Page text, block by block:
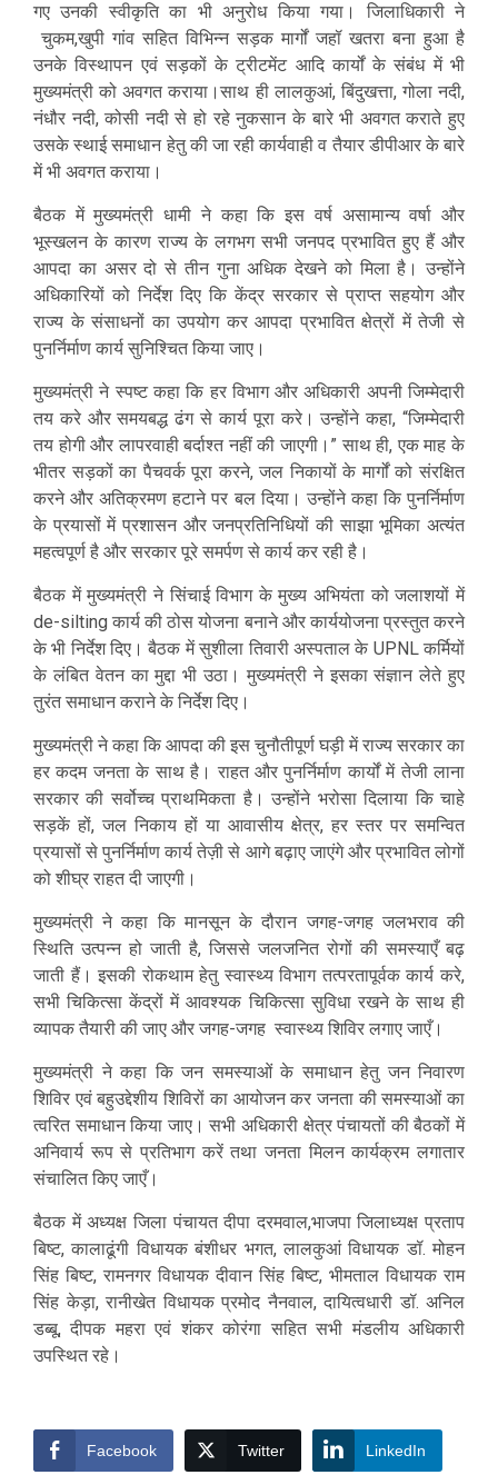
गए उनकी स्वीकृति का भी अनुरोध किया गया। जिलाधिकारी ने
चुकम,खुपी गांव सहित विभिन्न सड़क मार्गों जहॉ खतरा बना हुआ है
उनके विस्थापन एवं सड़कों के ट्रीटमेंट आदि कार्यों के संबंध में भी
मुख्यमंत्री को अवगत कराया।साथ ही लालकुआं, बिंदुखत्ता, गोला नदी,
नंधौर नदी, कोसी नदी से हो रहे नुकसान के बारे भी अवगत कराते हुए
उसके स्थाई समाधान हेतु की जा रही कार्यवाही व तैयार डीपीआर के बारे
में भी अवगत कराया।
बैठक में मुख्यमंत्री धामी ने कहा कि इस वर्ष असामान्य वर्षा और
भूस्खलन के कारण राज्य के लगभग सभी जनपद प्रभावित हुए हैं और
आपदा का असर दो से तीन गुना अधिक देखने को मिला है। उन्होंने
अधिकारियों को निर्देश दिए कि केंद्र सरकार से प्राप्त सहयोग और
राज्य के संसाधनों का उपयोग कर आपदा प्रभावित क्षेत्रों में तेजी से
पुनर्निर्माण कार्य सुनिश्चित किया जाए।
मुख्यमंत्री ने स्पष्ट कहा कि हर विभाग और अधिकारी अपनी जिम्मेदारी
तय करे और समयबद्ध ढंग से कार्य पूरा करे। उन्होंने कहा, “जिम्मेदारी
तय होगी और लापरवाही बर्दाश्त नहीं की जाएगी।” साथ ही, एक माह के
भीतर सड़कों का पैचवर्क पूरा करने, जल निकायों के मार्गों को संरक्षित
करने और अतिक्रमण हटाने पर बल दिया। उन्होंने कहा कि पुनर्निर्माण
के प्रयासों में प्रशासन और जनप्रतिनिधियों की साझा भूमिका अत्यंत
महत्वपूर्ण है और सरकार पूरे समर्पण से कार्य कर रही है।
बैठक में मुख्यमंत्री ने सिंचाई विभाग के मुख्य अभियंता को जलाशयों में
de-silting कार्य की ठोस योजना बनाने और कार्ययोजना प्रस्तुत करने
के भी निर्देश दिए। बैठक में सुशीला तिवारी अस्पताल के UPNL कर्मियों
के लंबित वेतन का मुद्दा भी उठा। मुख्यमंत्री ने इसका संज्ञान लेते हुए
तुरंत समाधान कराने के निर्देश दिए।
मुख्यमंत्री ने कहा कि आपदा की इस चुनौतीपूर्ण घड़ी में राज्य सरकार का
हर कदम जनता के साथ है। राहत और पुनर्निर्माण कार्यों में तेजी लाना
सरकार की सर्वोच्च प्राथमिकता है। उन्होंने भरोसा दिलाया कि चाहे
सड़कें हों, जल निकाय हों या आवासीय क्षेत्र, हर स्तर पर समन्वित
प्रयासों से पुनर्निर्माण कार्य तेज़ी से आगे बढ़ाए जाएंगे और प्रभावित लोगों
को शीघ्र राहत दी जाएगी।
मुख्यमंत्री ने कहा कि मानसून के दौरान जगह-जगह जलभराव की
स्थिति उत्पन्न हो जाती है, जिससे जलजनित रोगों की समस्याएँ बढ़
जाती हैं। इसकी रोकथाम हेतु स्वास्थ्य विभाग तत्परतापूर्वक कार्य करे,
सभी चिकित्सा केंद्रों में आवश्यक चिकित्सा सुविधा रखने के साथ ही
व्यापक तैयारी की जाए और जगह-जगह स्वास्थ्य शिविर लगाए जाएँ।
मुख्यमंत्री ने कहा कि जन समस्याओं के समाधान हेतु जन निवारण
शिविर एवं बहुउद्देशीय शिविरों का आयोजन कर जनता की समस्याओं का
त्वरित समाधान किया जाए। सभी अधिकारी क्षेत्र पंचायतों की बैठकों में
अनिवार्य रूप से प्रतिभाग करें तथा जनता मिलन कार्यक्रम लगातार
संचालित किए जाएँ।
बैठक में अध्यक्ष जिला पंचायत दीपा दरमवाल,भाजपा जिलाध्यक्ष प्रताप
बिष्ट, कालाढूंगी विधायक बंशीधर भगत, लालकुआं विधायक डॉ. मोहन
सिंह बिष्ट, रामनगर विधायक दीवान सिंह बिष्ट, भीमताल विधायक राम
सिंह केड़ा, रानीखेत विधायक प्रमोद नैनवाल, दायित्वधारी डॉ. अनिल
डब्बू, दीपक महरा एवं शंकर कोरंगा सहित सभी मंडलीय अधिकारी
उपस्थित रहे।
Facebook Twitter LinkedIn